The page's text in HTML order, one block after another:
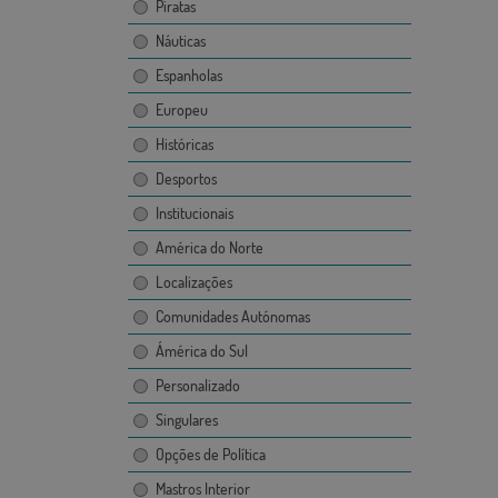
Piratas
Náuticas
Espanholas
Europeu
Históricas
Desportos
Institucionais
América do Norte
Localizações
Comunidades Autónomas
Ámérica do Sul
Personalizado
Singulares
Opções de Política
Mastros Interior